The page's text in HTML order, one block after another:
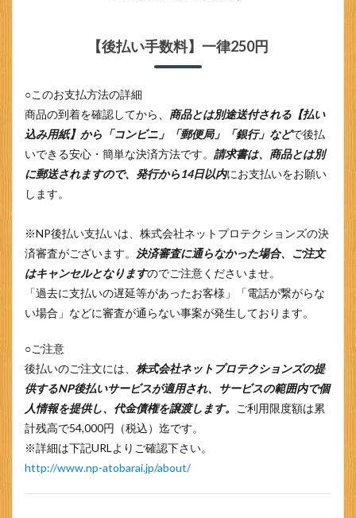
【後払い手数料】一律250円
○このお支払方法の詳細
商品の到着を確認してから、 商品とは別途送付される【払い
込み用紙】から「コンビニ」「郵便局」「銀行」などで後払
いできる安心・簡単な決済方法です。 請求書は、商品とは別
に郵送されますので、発行から14日以内にお支払いをお願い
します。
※NP後払い支払いは、株式会社ネットプロテクションズの決
済審査がございます。
決済審査に通らなかった場合、ご注文
はキャンセルとなりますのでご注意くださいませ。
「過去に支払いの遅延等があったお客様」「電話が繋がらな
い場合」などに審査が通らない事案が発生しております。
○ご注意
後払いのご注文には、 株式会社ネットプロテクションズの提
供するNP後払いサービスが適用され、サービスの範囲内で個
人情報を提供し、代金債権を譲渡します。
ご利用限度額は累
計残高で54,000円（税込）迄です。
※詳細は下記URLよりご確認下さい。
http://www.np-atobarai.jp/about/